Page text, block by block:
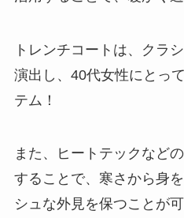
トレンチコートは、クラ
演出し、40代女性にとっ
テム！
また、ヒートテックなど
することで、寒さから身
シュな外見を保つことが可